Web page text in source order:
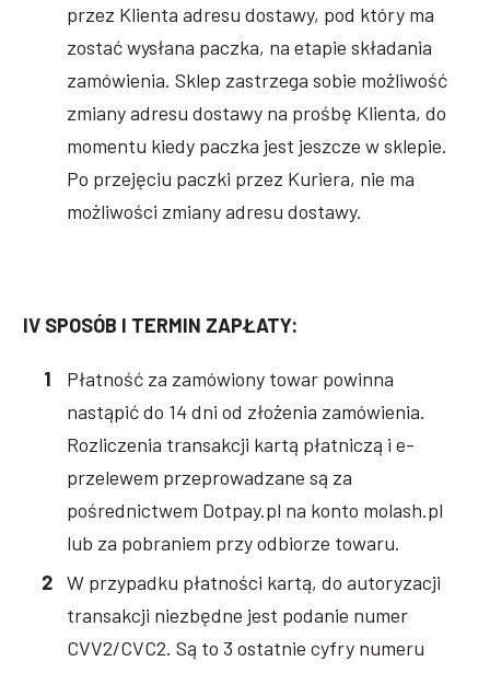
przez Klienta adresu dostawy, pod który ma
zostać wysłana paczka, na etapie składania
zamówienia. Sklep zastrzega sobie możliwość
zmiany adresu dostawy na prośbę Klienta, do
momentu kiedy paczka jest jeszcze w sklepie.
Po przejęciu paczki przez Kuriera, nie ma
możliwości zmiany adresu dostawy.
IV SPOSÓB I TERMIN ZAPŁATY:
Płatność za zamówiony towar powinna
nastąpić do 14 dni od złożenia zamówienia.
Rozliczenia transakcji kartą płatniczą i e-
przelewem przeprowadzane są za
pośrednictwem Dotpay.pl na konto molash.pl
lub za pobraniem przy odbiorze towaru.
W przypadku płatności kartą, do autoryzacji
transakcji niezbędne jest podanie numer
CVV2/CVC2. Są to 3 ostatnie cyfry numeru